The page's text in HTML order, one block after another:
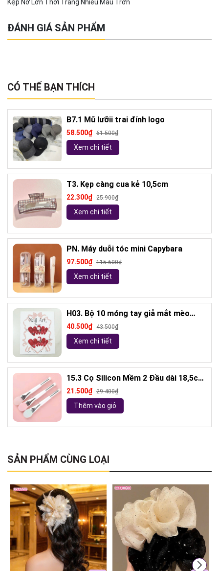
Kẹp Nơ Lớn Thời Trang Nhiều Màu Trơn
ĐÁNH GIÁ SẢN PHẨM
CÓ THỂ BẠN THÍCH
B7.1 Mũ lưỡii trai đính logo
58.500₫ 61.500₫
Xem chi tiết
T3. Kẹp càng cua kẻ 10,5cm
22.300₫ 25.900₫
Xem chi tiết
PN. Máy duỗi tóc mini Capybara
97.500₫ 115.600₫
Xem chi tiết
H03. Bộ 10 móng tay giả mắt mèo
kèm keo và giũa móng (ngẫu nhiên)
40.500₫ 43.500₫
Xem chi tiết
15.3 Cọ Silicon Mềm 2 Đầu dài 18,5cm
( ngẫu nhiên)
21.500₫ 29.400₫
Thêm vào giỏ
SẢN PHẨM CÙNG LOẠI